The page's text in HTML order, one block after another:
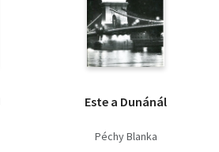
Este a Dunánál
Péchy Blanka